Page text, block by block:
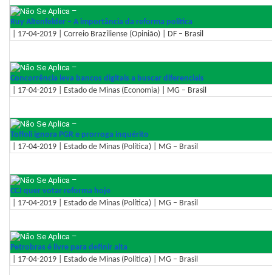
–
Ruy Altenfelder – A importância da reforma política
| 17-04-2019 | Correio Braziliense (Opinião) | DF – Brasil
–
Concorrência leva bancos digitais a buscar diferenciais
| 17-04-2019 | Estado de Minas (Economia) | MG – Brasil
–
Toffoli ignora PGR e prorroga inquérito
| 17-04-2019 | Estado de Minas (Política) | MG – Brasil
–
CCJ quer votar reforma hoje
| 17-04-2019 | Estado de Minas (Política) | MG – Brasil
–
Petrobras é livre para definir alta
| 17-04-2019 | Estado de Minas (Política) | MG – Brasil